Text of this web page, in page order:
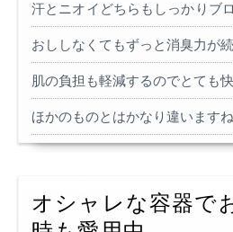
汗とニオイどちらもしっかりブ
おししなくてもずっと消臭力が続
肌の負担も軽減するのでとても快
ほかのものとはかなり違いますね
オシャレな容器で